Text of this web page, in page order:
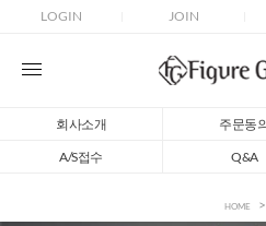
LOGIN JOIN
회사소개 주문동
A/S접수
Q&A
HOME